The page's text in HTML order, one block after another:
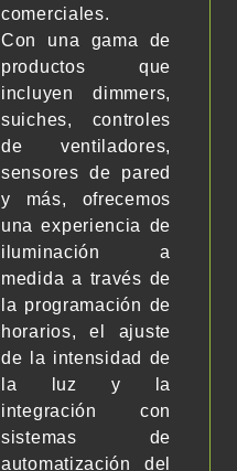
comerciales.
Con una gama de
productos que
incluyen dimmers,
suiches, controles
de ventiladores,
sensores de pared
y más, ofrecemos
una experiencia de
iluminación a
medida a través de
la programación de
horarios, el ajuste
de la intensidad de
la luz y la
integración con
sistemas de
automatización del